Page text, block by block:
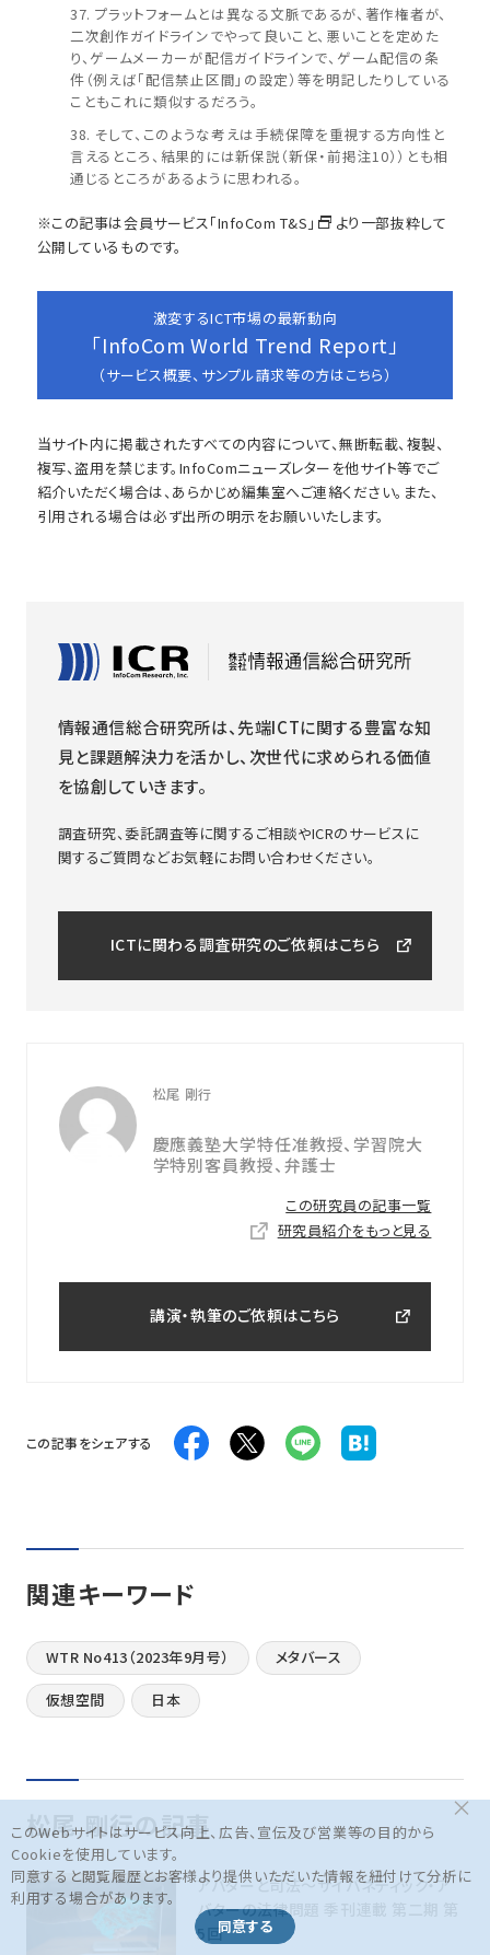
プラットフォームとは異なる文脈であるが、著作権者が、
二次創作ガイドラインでやって良いこと、悪いことを定めた
り、ゲームメーカーが配信ガイドラインで、ゲーム配信の条
件（例えば「配信禁止区間」の設定）等を明記したりしている
こともこれに類似するだろう。
そして、このような考えは手続保障を重視する方向性と
言えるところ、結果的には新保説（新保・前掲注10））とも相
通じるところがあるように思われる。
※この記事は会員サービス「InfoCom T&S」
より一部抜粋して
公開しているものです。
激変するICT市場の最新動向
「InfoCom World Trend Report」
（サービス概要、サンプル請求等の方はこちら）
当サイト内に掲載されたすべての内容について、無断転載、複製、
複写、盗用を禁じます。InfoComニューズレターを他サイト等でご
紹介いただく場合は、あらかじめ編集室へご連絡ください。また、
引用される場合は必ず出所の明示をお願いいたします。
情報通信総合研究所は、先端ICTに関する豊富な知
見と課題解決力を活かし、次世代に求められる価値
を協創していきます。
調査研究、委託調査等に関するご相談やICRのサービスに
関するご質問などお気軽にお問い合わせください。
ICTに関わる調査研究のご依頼はこちら
松尾 剛行
慶應義塾大学特任准教授、学習院大
学特別客員教授、弁護士
この研究員の記事一覧
研究員紹介をもっと見る
講演・執筆のご依頼はこちら
この記事をシェアする
関連キーワード
WTR No413（2023年9月号） メタバース
仮想空間 日本
松尾 剛行の記事
アバターと司法〜サイバネティック・ア
バターの法律問題 季刊連載 第二期 第
5回
このWebサイトはサービス向上、広告、宣伝及び営業等の目的から
Cookieを使用しています。
同意すると閲覧履歴とお客様より提供いただいた情報を紐付けて分析に
利用する場合があります。
同意する
×